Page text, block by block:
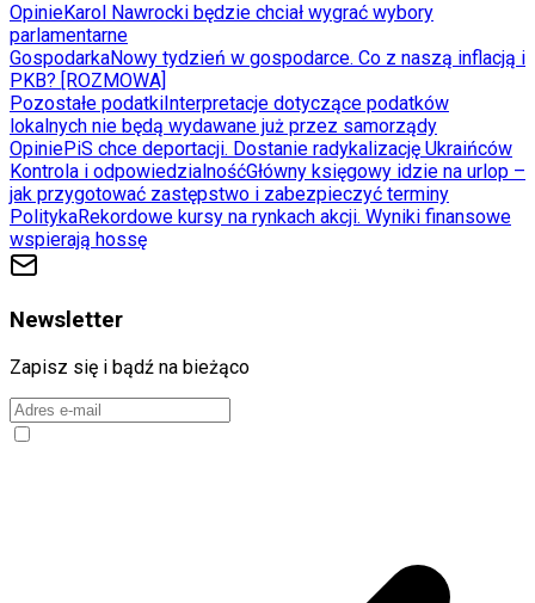
OpinieKarol Nawrocki będzie chciał wygrać wybory
parlamentarne
GospodarkaNowy tydzień w gospodarce. Co z naszą inflacją i
PKB? [ROZMOWA]
Pozostałe podatki Interpretacje dotyczące podatków
lokalnych nie będą wydawane już przez samorządy
OpiniePiS chce deportacji. Dostanie radykalizację Ukraińców
Kontrola i odpowiedzialnośćGłówny księgowy idzie na urlop –
jak przygotować zastępstwo i zabezpieczyć terminy
PolitykaRekordowe kursy na rynkach akcji. Wyniki finansowe
wspierają hossę
Newsletter
Zapisz się i bądź na bieżąco